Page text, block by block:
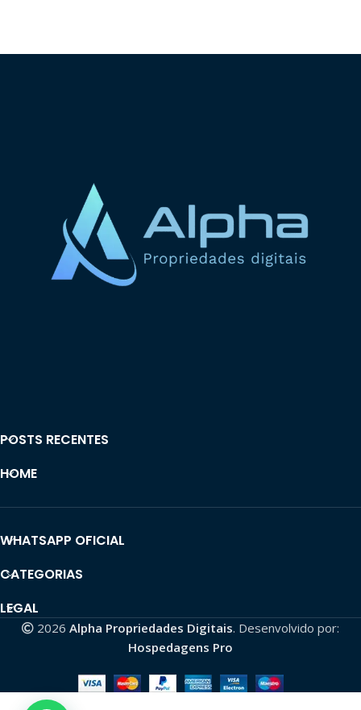
POSTS RECENTES
HOME
WHATSAPP OFICIAL
CATEGORIAS
LEGAL
2026 Alpha Propriedades Digitais. Desenvolvido por:
Hospedagens Pro
CONTA TIKTOK |